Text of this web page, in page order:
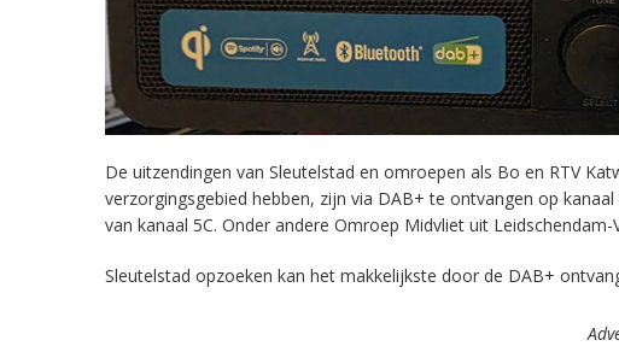
De uitzendingen van Sleutelstad en omroepen als Bo en RTV
verzorgingsgebied hebben, zijn via DAB+ te ontvangen op
van kanaal 5C. Onder andere Omroep Midvliet uit
Sleutelstad opzoeken kan het makkelijkste door de DAB+